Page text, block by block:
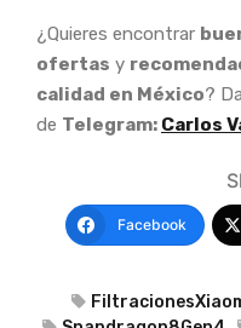
¿Quieres encontrar
ofertas y
calidad en México?
de Telegram: Carlos
Facebook